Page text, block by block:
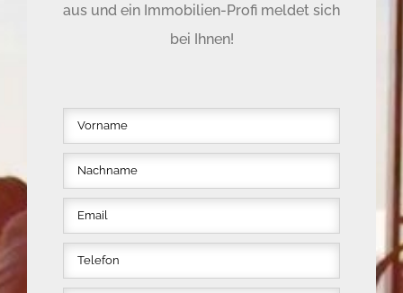
aus und ein Immobilien-Profi meldet sich
bei Ihnen!